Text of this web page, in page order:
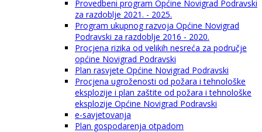
Provedbeni program Općine Novigrad Podravski
za razdoblje 2021. - 2025.
Program ukupnog razvoja Općine Novigrad
Podravski za razdoblje 2016 - 2020.
Procjena rizika od velikih nesreća za područje
općine Novigrad Podravski
Plan rasvjete Općine Novigrad Podravski
Procjena ugroženosti od požara i tehnološke
eksplozije i plan zaštite od požara i tehnološke
eksplozije Općine Novigrad Podravski
e-savjetovanja
Plan gospodarenja otpadom